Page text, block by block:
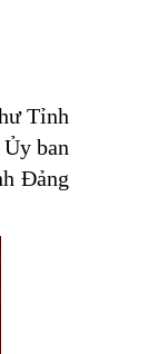
Tỉnh
ban
Đảng